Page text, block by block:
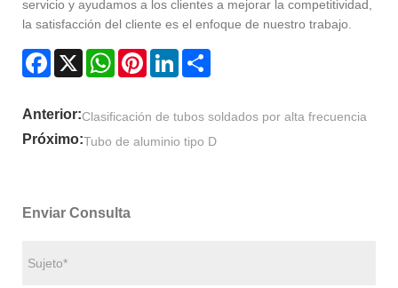
servicio y ayudamos a los clientes a mejorar la competitividad,
la satisfacción del cliente es el enfoque de nuestro trabajo.
Facebook
X WhatsAppPinterestLinkedIn
Anterior:Clasificación de tubos soldados por alta frecuencia
Próximo:Tubo de aluminio tipo D
Enviar Consulta